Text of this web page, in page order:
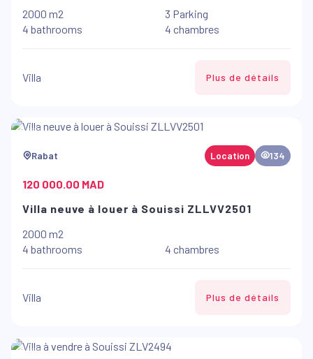
2000 m2
3 Parking
4 bathrooms
4 chambres
Villa Plus de détails
Rabat Location 134
120 000.00 MAD
Villa neuve à louer à Souissi ZLLVV2501
2000 m2
4 bathrooms
4 chambres
Villa Plus de détails